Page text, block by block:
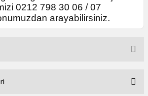
0212 798 30 06 / 07
arayabilirsiniz.